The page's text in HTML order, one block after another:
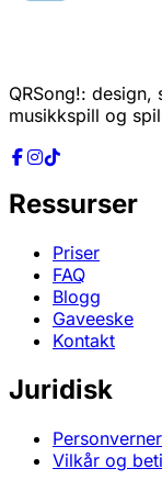
QRSong!:
musikkspill og
Ressurser
Priser
FAQ
Blogg
Gaveeske
Kontakt
Juridisk
Vilkår og